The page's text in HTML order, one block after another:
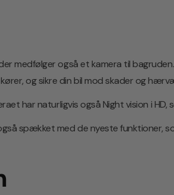
medfølger også et kamera til bagruden.
og sikre din bil mod skader og
har naturligvis også Night vision i
spækket med de nyeste funktioner,